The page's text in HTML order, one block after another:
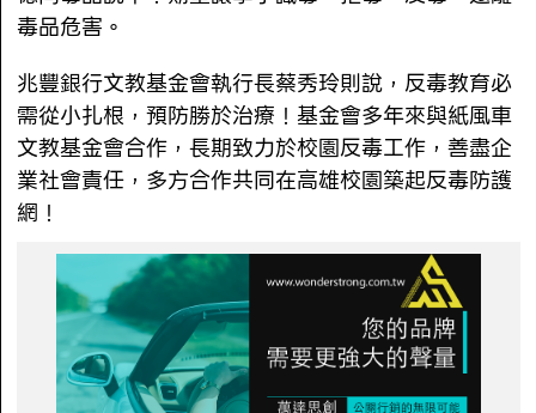
毒品危害。
兆豐銀行文教基金會執行長蔡秀玲則說，反毒教育必
需從小扎根，預防勝於治療！基金會多年來與紙風車
文教基金會合作，長期致力於校園反毒工作，善盡企
業社會責任，多方合作共同在高雄校園築起反毒防護
網！